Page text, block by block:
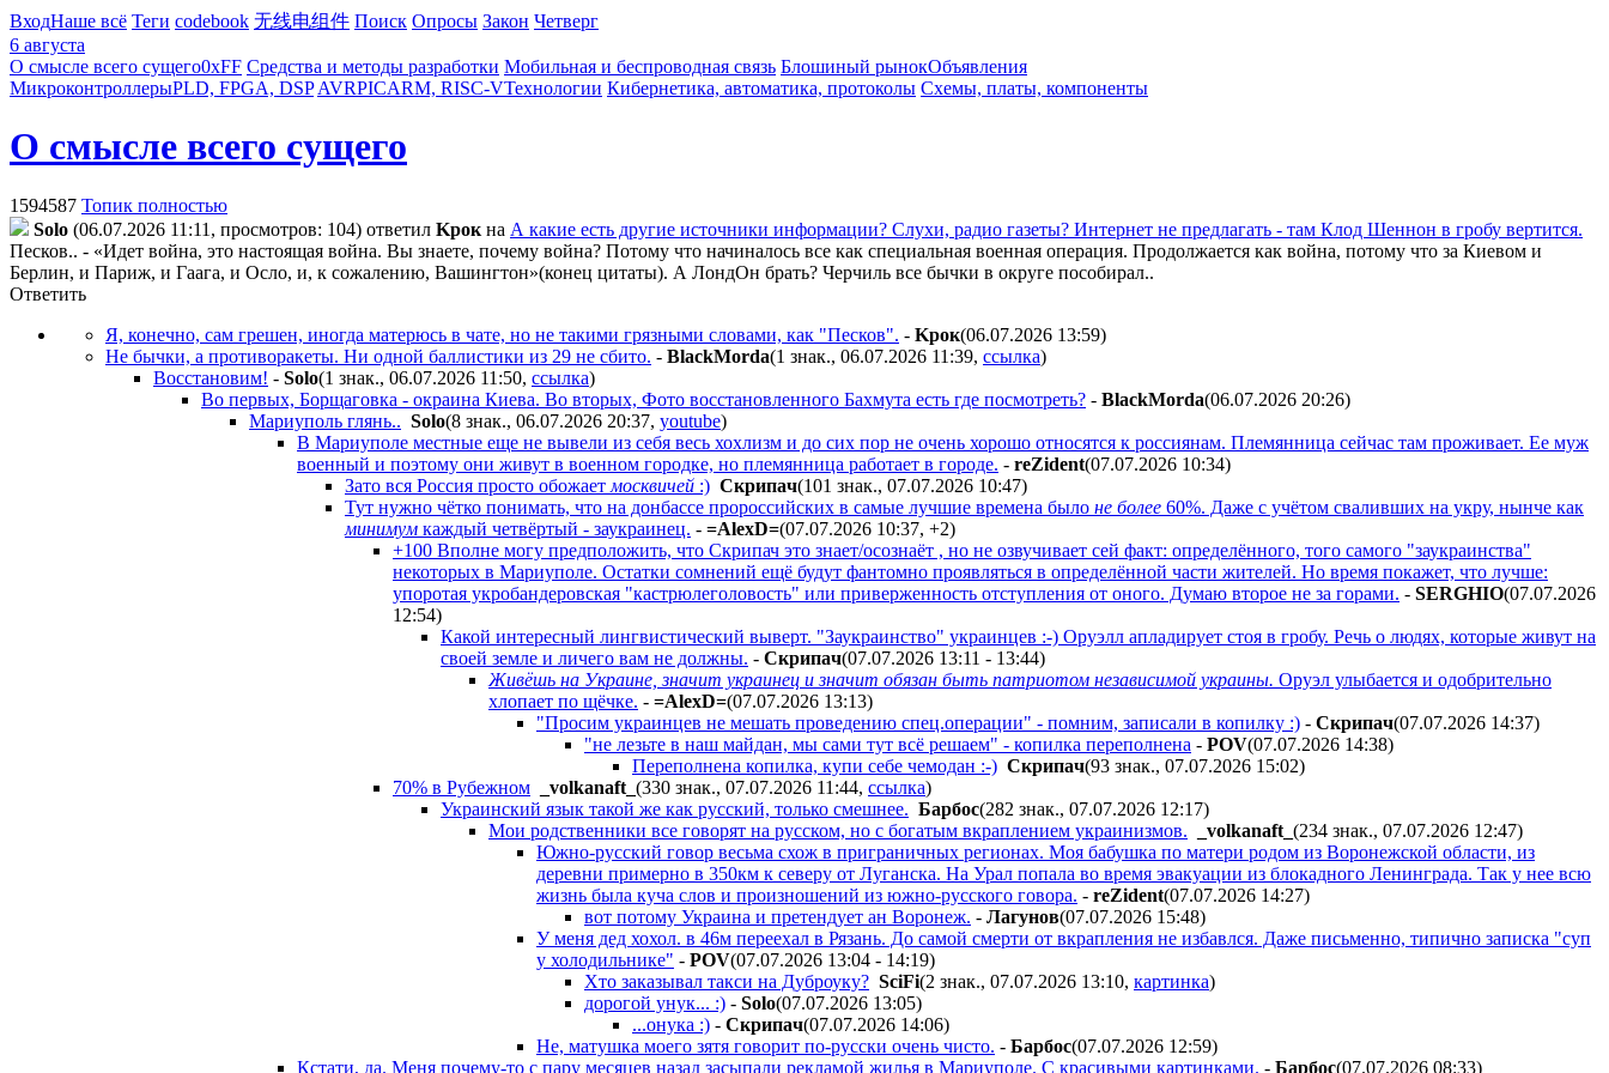
ВходНаше всё Теги codebook 无线电组件 Поиск Опросы Закон Четверг
6 августа
О смысле всего сущего0xFF Средства и методы разработки Мобильная и беспроводная связь Блошиный рынокОбъявления
МикроконтроллерыPLD, FPGA, DSP AVRPICARM, RISC-VТехнологии Кибернетика, автоматика, протоколы Схемы, платы, компоненты
О смысле всего сущего
1594587 Топик полностью
Solo (06.07.2026 11:11, просмотров: 104) ответил Kpoк на А какие есть другие источники информации? Слухи, радио газеты? Интернет не предлагать - там Клод Шеннон в гробу вертится.
Песков.. - «Идет война, это настоящая война. Вы знаете, почему война? Потому что начиналось все как специальная военная операция. Продолжается как война, потому что за Киевом и
Берлин, и Париж, и Гаага, и Осло, и, к сожалению, Вашингтон»(конец цитаты). А ЛондОн брать? Черчиль все бычки в округе пособирал..
Ответить
Я, конечно, сам грешен, иногда матерюсь в чате, но не такими грязными словами, как "Песков". - Kpoк(06.07.2026 13:59)
Не бычки, а противоракеты. Ни одной баллистики из 29 не сбито. - BlackMorda(1 знак., 06.07.2026 11:39, ссылка)
Восстановим! - Solo(1 знак., 06.07.2026 11:50, ссылка)
Во первых, Борщаговка - окраина Киева. Во вторых, Фото восстановленного Бахмута есть где посмотреть? - BlackMorda(06.07.2026 20:26)
Мариуполь глянь.. Solo(8 знак., 06.07.2026 20:37, youtube)
В Мариуполе местные еще не вывели из себя весь хохлизм и до сих пор не очень хорошо относятся к россиянам. Племянница сейчас там проживает. Ее муж
военный и поэтому они живут в военном городке, но племянница работает в городе. - reZident(07.07.2026 10:34)
Зато вся Россия просто обожает москвичей :) Cкpипaч(101 знак., 07.07.2026 10:47)
Тут нужно чётко понимать, что на донбассе пророссийских в самые лучшие времена было не более 60%. Даже с учётом сваливших на укру, нынче как
минимум каждый четвёртый - заукраинец. - =AlexD=(07.07.2026 10:37, +2)
+100 Вполне могу предположить, что Скрипач это знает/осознаёт , но не озвучивает сей факт: определённого, того самого "заукраинства"
некоторых в Мариуполе. Остатки сомнений ещё будут фантомно проявляться в определённой части жителей. Но время покажет, что лучше:
упоротая укробандеровская "кастрюлеголовость" или приверженность отступления от оного. Думаю второе не за горами. - SERGHIO(07.07.2026
12:54)
Какой интересный лингвистический выверт. "Заукраинство" украинцев :-) Оруэлл апладирует стоя в гробу. Речь о людях, которые живут на
своей земле и личего вам не должны. - Cкpипaч(07.07.2026 13:11 - 13:44)
Живёшь на Украине, значит украинец и значит обязан быть патриотом независимой украины. Оруэл улыбается и одобрительно
хлопает по щёчке. - =AlexD=(07.07.2026 13:13)
"Просим украинцев не мешать проведению спец.операции" - помним, записали в копилку :) - Cкpипaч(07.07.2026 14:37)
"не лезьте в наш майдан, мы сами тут всё решаем" - копилка переполнена - POV(07.07.2026 14:38)
Переполнена копилка, купи себе чемодан :-) Cкpипaч(93 знак., 07.07.2026 15:02)
70% в Рубежном
_volkanaft_ (330 знак., 07.07.2026 11:44, ссылка)
Украинский язык такой же как русский, только смешнее. Бapбoc(282 знак., 07.07.2026 12:17)
Мои родственники все говорят на русском, но с богатым вкраплением украинизмов.
_volkanaft_ (234 знак., 07.07.2026 12:47)
Южно-русский говор весьма схож в приграничных регионах. Моя бабушка по матери родом из Воронежской области, из
деревни примерно в 350км к северу от Луганска. На Урал попала во время эвакуации из блокадного Ленинграда. Так у нее всю
жизнь была куча слов и произношений из южно-русского говора. - reZident(07.07.2026 14:27)
вот потому Украина и претендует ан Воронеж. - Лaгyнoв(07.07.2026 15:48)
У меня дед хохол. в 46м переехал в Рязань. До самой смерти от вкрапления не избавлся. Даже письменно, типично записка "суп
у холодильнике" - POV(07.07.2026 13:04 - 14:19)
Хто заказывал такси на Дуброуку? SciFi(2 знак., 07.07.2026 13:10, картинка)
дорогой унук... :) - Solo(07.07.2026 13:05)
...онука :) - Cкpипaч(07.07.2026 14:06)
Не, матушка моего зятя говорит по-русски очень чисто. - Бapбoc(07.07.2026 12:59)
Кстати, да. Меня почему-то с пару месяцев назад засыпали рекламой жилья в Мариуполе. С красивыми картинками. - Бapбoc(07.07.2026 08:33)